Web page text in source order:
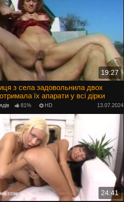
19:27
з села задовольнила двох
їх апарати у всі дірки
81% HD 13.07.2024
24:41